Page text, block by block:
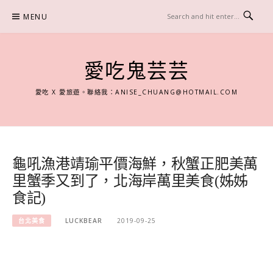
content
MENU
愛吃鬼芸芸
愛吃 X 愛旅遊。聯絡我：ANISE_CHUANG@HOTMAIL.COM
龜吼漁港靖瑜平價海鮮，秋蟹正肥美萬
里蟹季又到了，北海岸萬里美食(姊姊
食記)
台北美食 LUCKBEAR 2019-09-25